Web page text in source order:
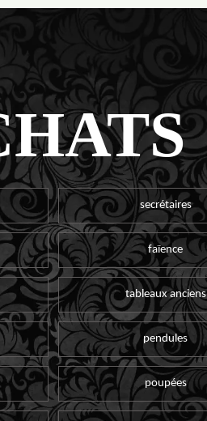
secrétaires
faïence
tableaux anciens
pendules
poupées